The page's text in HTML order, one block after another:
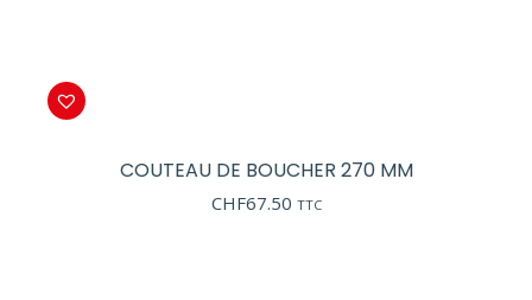
COUTEAU DE BOUCHER 270 MM
CHF67.50 TTC